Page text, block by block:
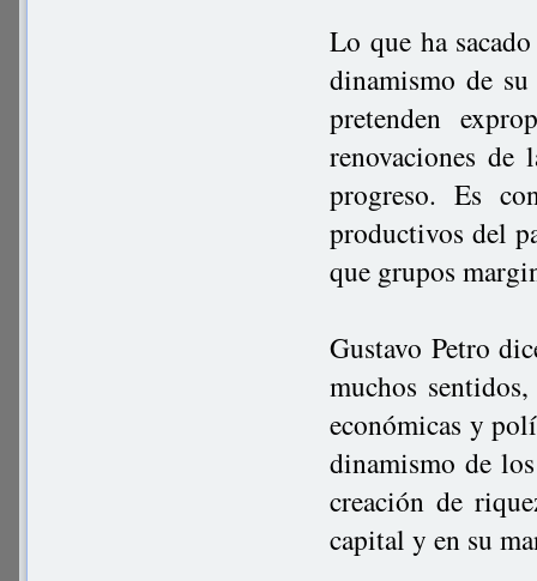
Lo que ha
dinamismo de
pretenden
renovaciones
progreso. Es
productivos del
que grupos
Gustavo Petro
muchos
económicas y
dinamismo de
creación de
capital y en su